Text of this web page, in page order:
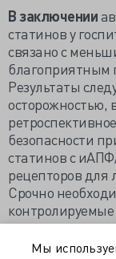
В заключении
статинов у
связано с
благоприятным
Результаты
осторожностью,
безопасности
статинов с
рецепторов для
Срочно
Мы